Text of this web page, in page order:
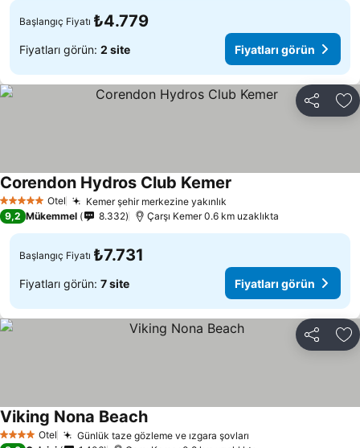
Başlangıç Fiyatı ₺4.779
Fiyatları görün: 2 site Fiyatları görün
Paylaş
5 Yıldız Otel Kemer şehir merkezine yakınlık
Corendon Hydros Club Kemer
9,2 Mükemmel 8.332 Çarşı Kemer 0.6 km uzaklıkta
Başlangıç Fiyatı ₺7.731
Fiyatları görün: 7 site Fiyatları görün
Paylaş
4 Yıldız Otel Günlük taze gözleme ve ızgara şovları
Viking Nona BeachFiyatları görün